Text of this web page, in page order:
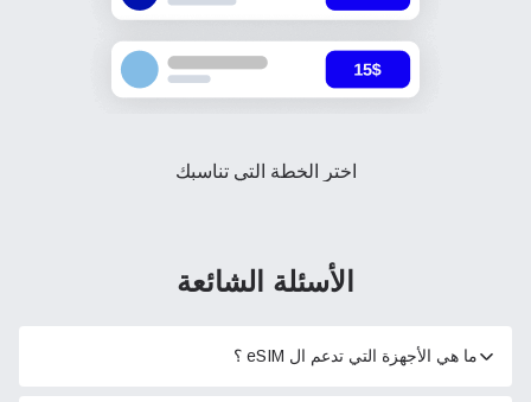
اختر الخطة التي تناسبك
الأسئلة الشائعة
ما هي الأجهزة التي تدعم ال eSIM ؟